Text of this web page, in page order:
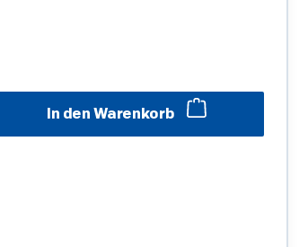
Gib den gewünschten Wert
In den Warenkorb